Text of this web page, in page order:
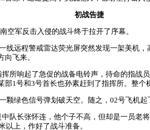
初战告捷
空军反击入侵的战斗终于拉开了序幕。
线远程警戒雷达荧光屏突然发现一架美机，
向飞来。
所响起了急促的战备电铃声，待命的指战
部1号和3号首长也孙素赶到了指挥所。整个
颗绿色信号弹划破天空。随之， 02号飞机起
中队长张怀连，他个子不高，但却是一员老
以上，作好了战斗准备。